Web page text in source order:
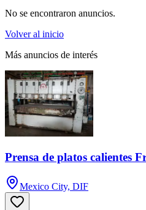
No se encontraron anuncios.
Volver al inicio
Más anuncios de interés
Prensa de platos calientes
Mexico City, DIF